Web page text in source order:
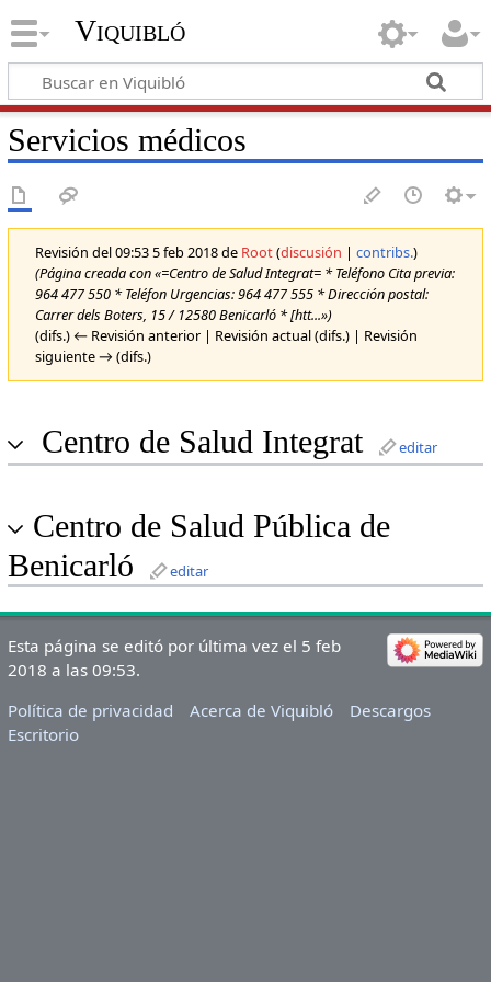
Viquibló
Servicios médicos
Revisión del 09:53 5 feb 2018 de Root(discusión | contribs.)
(Página creada con «=Centro de Salud Integrat= * Teléfono Cita previa:
964 477 550 * Teléfon Urgencias: 964 477 555 * Dirección postal:
Carrer dels Boters, 15 / 12580 Benicarló * [htt...»)
(difs.) ← Revisión anterior | Revisión actual (difs.) | Revisión
siguiente → (difs.)
Centro de Salud Integrat editar
Centro de Salud Pública de
Benicarló
editar
Esta página se editó por última vez el 5 feb
2018 a las 09:53.
Política de privacidad
Acerca de Viquibló
Descargos
Escritorio